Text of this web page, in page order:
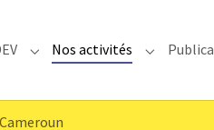
Submenu for "IMODEV"
Nos activités Submenu
Cameroun